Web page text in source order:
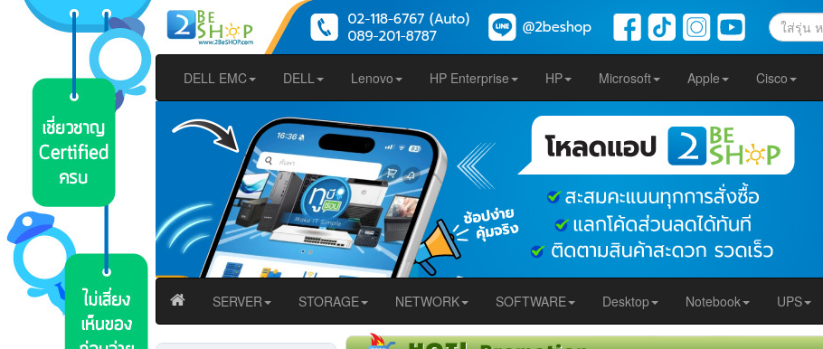
DELL EMC DELL Lenovo HP Enterprise HP Microsoft Apple Cisco
SERVER STORAGE NETWORK SOFTWARE Desktop Notebook UPS